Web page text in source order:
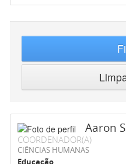
Aaron
COORDENADOR(A)
CIÊNCIAS HUMANAS
Educação